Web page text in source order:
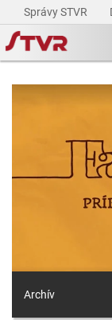
Správy STVR
Archív